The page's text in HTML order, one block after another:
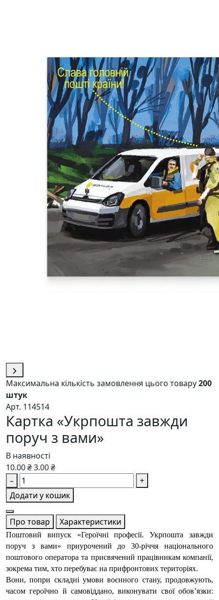
Максимальна кількість замовлення цього товару200
штук
Арт. 114514
Картка «Укрпошта завжди
поруч з вами»
В наявності
10.00 ₴3.00 ₴
–
+
Додати у кошик
Про товар Характеристики
Поштовий випуск «Героїчні професії. Укрпошта завжди
поруч з вами» приурочений до 30-річчя національного
поштового оператора та присвячений працівникам компанії,
зокрема тим, хто перебуває на прифронтових територіях.
Вони, попри складні умови воєнного стану, продовжують,
часом героїчно й самовіддано, виконувати свої обов’язки: